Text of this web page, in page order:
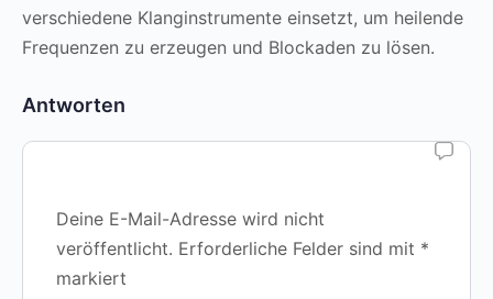
verschiedene Klanginstrumente einsetzt, um heilende
Frequenzen zu erzeugen und Blockaden zu lösen.
Antworten
Deine E-Mail-Adresse wird nicht
veröffentlicht. Erforderliche Felder sind mit *
markiert